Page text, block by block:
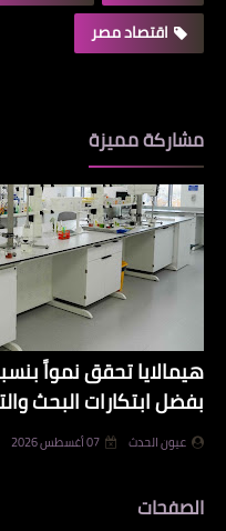
اقتصاد مصر
مشاركة مميزة
بفضل ابتكارات البحث
عيون الحدث 07 أغسطس 2026
الصفحات